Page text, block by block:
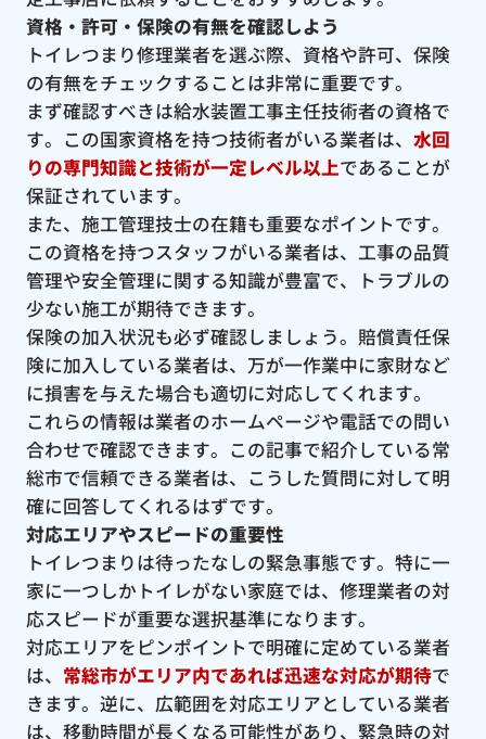
資格・許可・保険の有無を確認しよう
トイレつまり修理業者を選ぶ際、資格や許可、保険
の有無をチェックすることは非常に重要です。
まず確認すべきは給水装置工事主任技術者の資格で
す。この国家資格を持つ技術者がいる業者は、 水回
りの専門知識と技術が一定レベル以上であることが
保証されています。
また、施工管理技士の在籍も重要なポイントです。
この資格を持つスタッフがいる業者は、工事の品質
管理や安全管理に関する知識が豊富で、トラブルの
少ない施工が期待できます。
保険の加入状況も必ず確認しましょう。賠償責任保
険に加入している業者は、万が一作業中に家財など
に損害を与えた場合も適切に対応してくれます。
これらの情報は業者のホームページや電話での問い
合わせで確認できます。この記事で紹介している常
総市で信頼できる業者は、こうした質問に対して明
確に回答してくれるはずです。
対応エリアやスピードの重要性
トイレつまりは待ったなしの緊急事態です。特に一
家に一つしかトイレがない家庭では、修理業者の対
応スピードが重要な選択基準になります。
対応エリアをピンポイントで明確に定めている業者
は、 常総市がエリア内であれば迅速な対応が期待で
きます。逆に、広範囲を対応エリアとしている業者
は、移動時間が長くなる可能性があり、緊急時の対